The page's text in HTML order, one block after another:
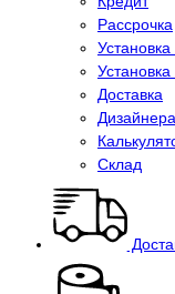
Рассрочка
Доставка
Склад